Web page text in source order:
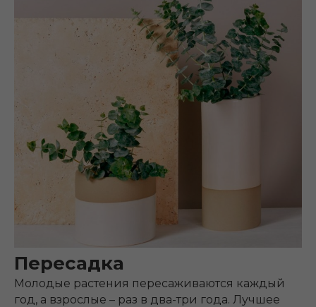
Пересадка
Молодые растения пересаживаются каждый
год, а взрослые – раз в два-три года. Лучшее